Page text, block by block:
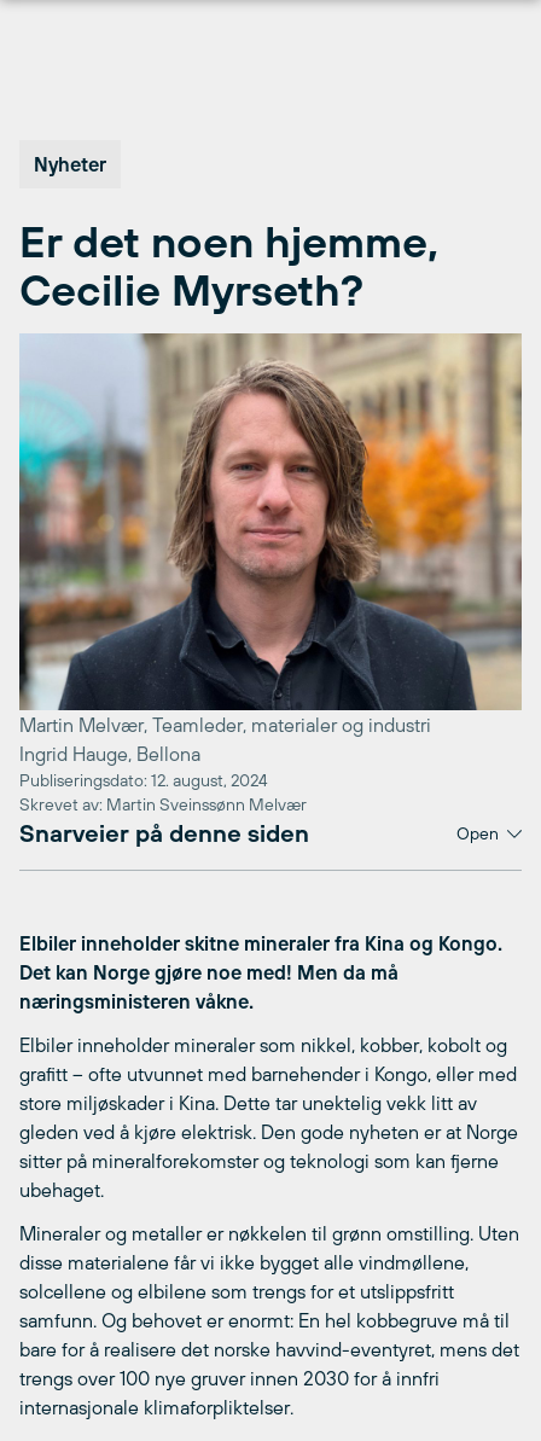
Nyheter
Er det noen hjemme,
Cecilie Myrseth?
Martin Melvær, Teamleder, materialer og industri
Ingrid Hauge, Bellona
Publiseringsdato: 12. august, 2024
Skrevet av: Martin Sveinssønn Melvær
Snarveier på denne siden Open
Elbiler inneholder skitne mineraler fra Kina og Kongo.
Det kan Norge gjøre noe med! Men da må
næringsministeren våkne.
Elbiler inneholder mineraler som nikkel, kobber, kobolt og
grafitt – ofte utvunnet med barnehender i Kongo, eller med
store miljøskader i Kina. Dette tar unektelig vekk litt av
gleden ved å kjøre elektrisk. Den gode nyheten er at Norge
sitter på mineralforekomster og teknologi som kan fjerne
ubehaget.
Mineraler og metaller er nøkkelen til grønn omstilling. Uten
disse materialene får vi ikke bygget alle vindmøllene,
solcellene og elbilene som trengs for et utslippsfritt
samfunn. Og behovet er enormt: En hel kobbegruve må til
bare for å realisere det norske havvind-eventyret, mens det
trengs over 100 nye gruver innen 2030 for å innfri
internasjonale klimaforpliktelser.